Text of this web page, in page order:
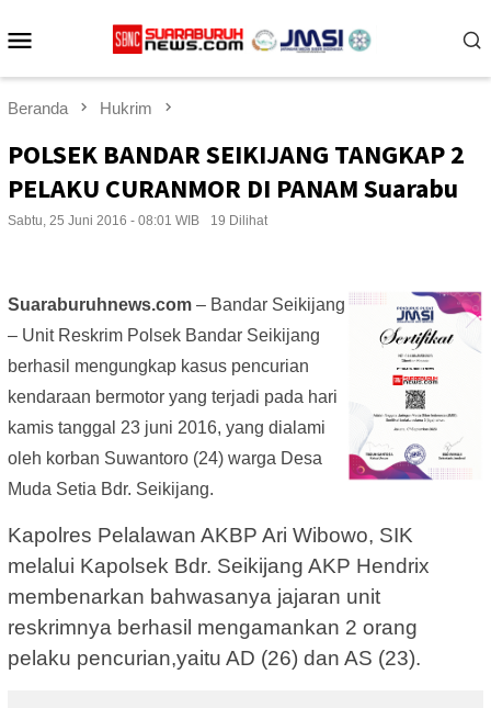
ke
Beranda Hukrim
POLSEK BANDAR SEIKIJANG TANGKAP 2
PELAKU CURANMOR DI PANAM Suarabu
Sabtu, 25 Juni 2016 - 08:01 WIB 19 Dilihat
Suaraburuhnews.com – Bandar Seikijang
– Unit Reskrim Polsek Bandar Seikijang
berhasil mengungkap kasus pencurian
kendaraan bermotor yang terjadi pada hari
kamis tanggal 23 juni 2016, yang dialami
oleh korban Suwantoro (24) warga Desa
Muda Setia Bdr. Seikijang.
Kapolres Pelalawan AKBP Ari Wibowo, SIK
melalui Kapolsek Bdr. Seikijang AKP Hendrix
membenarkan bahwasanya jajaran unit
reskrimnya berhasil mengamankan 2 orang
pelaku pencurian,yaitu AD (26) dan AS (23).